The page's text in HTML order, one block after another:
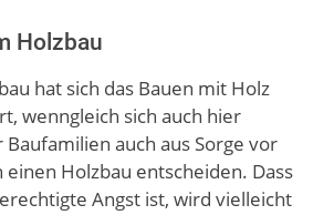
Holzbau
hat sich das Bauen mit Holz
wenngleich sich auch hier
auch aus Sorge vor
Holzbau entscheiden. Dass
Angst ist, wird vielleicht